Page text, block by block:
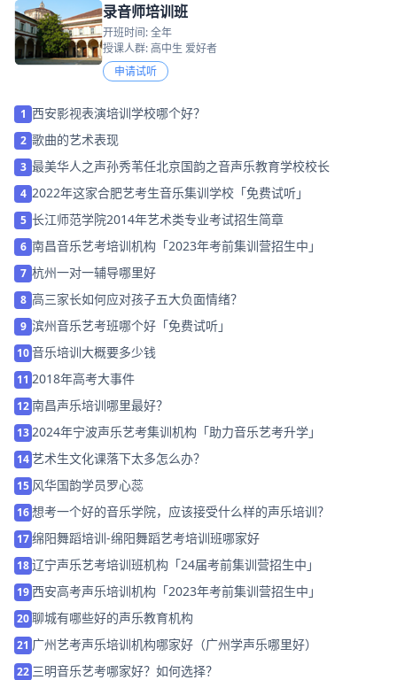
录音师培训班
开班时间: 全年
授课人群: 高中生 爱好者
申请试听
1 西安影视表演培训学校哪个好？
2 歌曲的艺术表现
3 最美华人之声孙秀苇任北京国韵之音声乐教育学校校长
4 2022年这家合肥艺考生音乐集训学校「免费试听」
5 长江师范学院2014年艺术类专业考试招生简章
6 南昌音乐艺考培训机构「2023年考前集训营招生中」
7 杭州一对一辅导哪里好
8 高三家长如何应对孩子五大负面情绪？
9 滨州音乐艺考班哪个好「免费试听」
10音乐培训大概要多少钱
11 2018年高考大事件
12南昌声乐培训哪里最好？
13 2024年宁波声乐艺考集训机构「助力音乐艺考升学」
14艺术生文化课落下太多怎么办？
15 风华国韵学员罗心蕊
16想考一个好的音乐学院，应该接受什么样的声乐培训？
17绵阳舞蹈培训-绵阳舞蹈艺考培训班哪家好
18辽宁声乐艺考培训班机构「24届考前集训营招生中」
19西安高考声乐培训机构「2023年考前集训营招生中」
20聊城有哪些好的声乐教育机构
21 广州艺考声乐培训机构哪家好（广州学声乐哪里好）
22 三明音乐艺考哪家好？如何选择？